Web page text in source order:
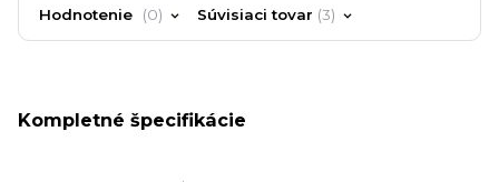
Hodnotenie 0 Súvisiaci tovar 3
Kompletné špecifikácie